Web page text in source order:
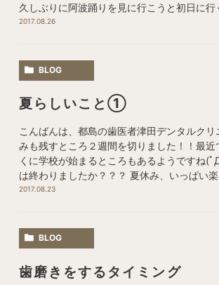
久しぶりに阿波踊りを見に行こうと初日に
2017.08.26
BLOG
夏らしいこと①
こんばんは、都島の歯医者津田デンタルク
みも残すところ２週間を切りました！！最
くに学校が始まるところもあるようですね(
は終わりましたか？？？ 夏休み、いっぱい
2017.08.23
BLOG
歯磨きをするタイミング